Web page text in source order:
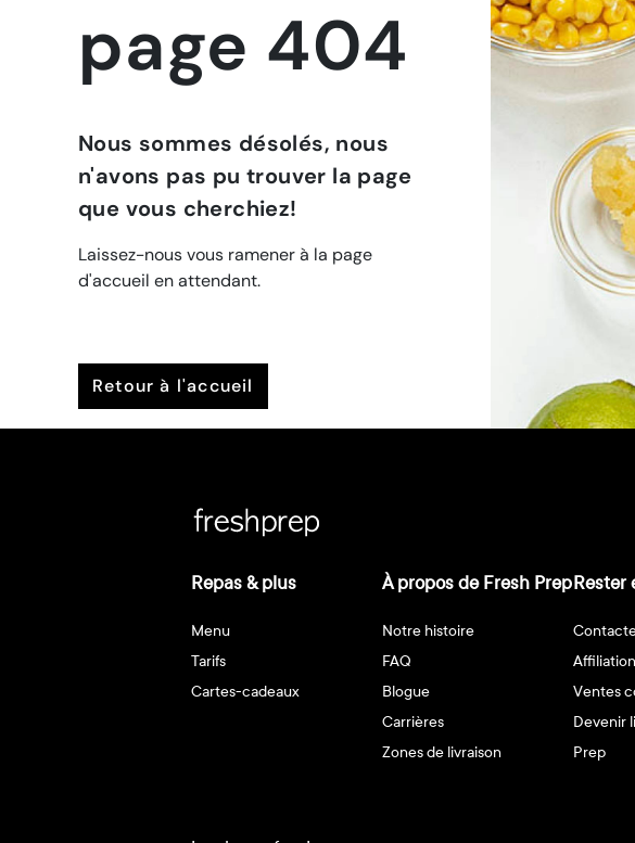
page 404
Nous sommes désolés, nous
n'avons pas pu trouver la page
que vous cherchiez!
Laissez-nous vous ramener à la page
d'accueil en attendant.
retour à l'accueil
Repas & plus
Menu
Tarifs
Cartes-cadeaux
À propos de Fresh Prep
Notre histoire
FAQ
Blogue
Carrières
Zones de livraison
Rester
Affiliation
Ventes
Devenir
Prep